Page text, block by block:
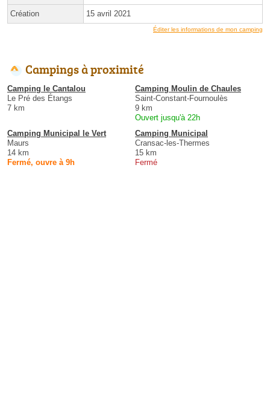
Création 15 avril 2021
Éditer les informations de mon camping
Campings à proximité
Camping le Cantalou
Le Pré des Étangs
7 km
Camping Moulin de Chaules
Saint-Constant-Fournoulès
9 km
Ouvert jusqu'à 22h
Camping Municipal le Vert
Maurs
14 km
Fermé, ouvre à 9h
Camping Municipal
Cransac-les-Thermes
15 km
Fermé